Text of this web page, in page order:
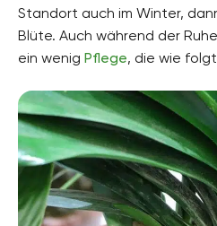
Standort auch im Winter,
Blüte. Auch während der
ein wenig Pflege, die wie